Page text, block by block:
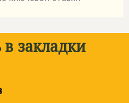
закладки